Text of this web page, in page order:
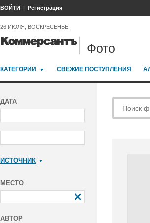
ВОЙТИ Регистрация
26 ИЮЛЯ, ВОСКРЕСЕНЬЕ
Фото
КАТЕГОРИИ СВЕЖИЕ ПОСТУПЛЕНИЯ
ДАТА
ИСТОЧНИК
МЕСТО
АВТОР